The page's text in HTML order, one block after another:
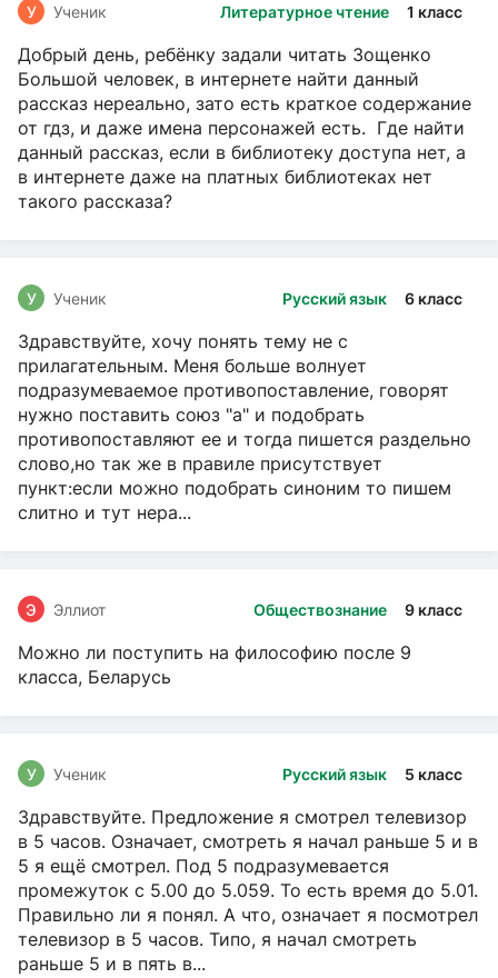
Литературное чтение 1 класс
У Ученик
Добрый день, ребёнку задали читать Зощенко
Большой человек, в интернете найти данный
рассказ нереально, зато есть краткое содержание
от гдз, и даже имена персонажей есть. Где найти
данный рассказ, если в библиотеку доступа нет, а
в интернете даже на платных библиотеках нет
такого рассказа?
Русский язык 6 класс
У Ученик
Здравствуйте, хочу понять тему не с
прилагательным. Меня больше волнует
подразумеваемое противопоставление, говорят
нужно поставить союз "а" и подобрать
противопоставляют ее и тогда пишется раздельно
слово,но так же в правиле присутствует
пункт:если можно подобрать синоним то пишем
слитно и тут нера...
Обществознание 9 класс
Э Эллиот
Можно ли поступить на философию после 9
класса, Беларусь
Русский язык 5 класс
У Ученик
Здравствуйте. Предложение я смотрел телевизор
в 5 часов. Означает, смотреть я начал раньше 5 и в
5 я ещё смотрел. Под 5 подразумевается
промежуток с 5.00 до 5.059. То есть время до 5.01.
Правильно ли я понял. А что, означает я посмотрел
телевизор в 5 часов. Типо, я начал смотреть
раньше 5 и в пять в...